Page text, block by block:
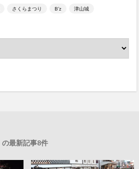
さくらまつり B’z 津山城
の最新記事8件